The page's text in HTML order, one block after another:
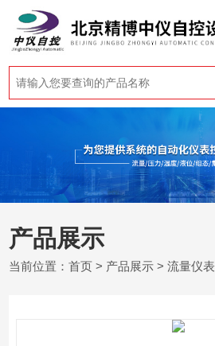
产品展示
当前位置：首页 > 产品展示 >流量仪表